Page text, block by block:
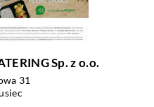
Sp. z o.o.
31